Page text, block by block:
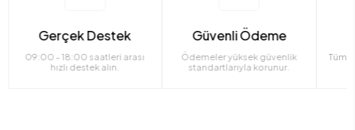
Ekstra Fonksiyonlar: Multimedya tuşları, makro tuşları ve RGB
aydınlatma gibi özellikler, kullanım kolaylığı ve oyun deneyimi
Gerçek Destek
09:00 - 18:00 saatleri arası
hızlı destek alın.
Güvenli Ödeme
Ödemeler yüksek güvenlik
standartlarıyla korunur.
Tüm